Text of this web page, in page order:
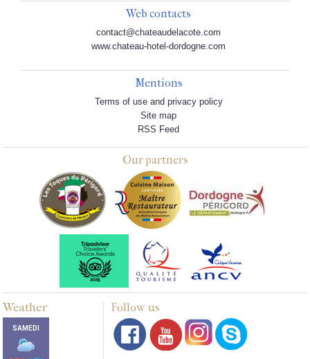
Web contacts
contact@chateaudelacote.com
www.chateau-hotel-dordogne.com
Mentions
Terms of use and privacy policy
Site map
RSS Feed
Our partners
Weather Follow us